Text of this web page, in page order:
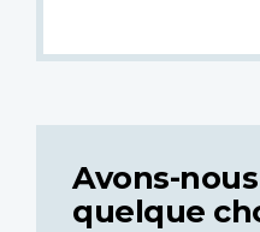
Avons-
quelque